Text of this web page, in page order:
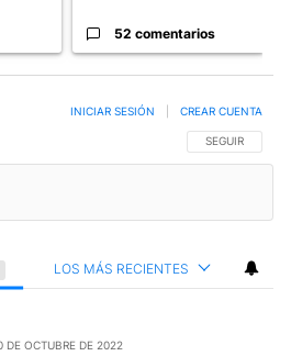
52 comentarios
SIGA ESTA
SEGUIR
INICIAR SESIÓN CREAR CUENTA
LOS MÁS RECIENTES
DE OCTUBRE DE 2022